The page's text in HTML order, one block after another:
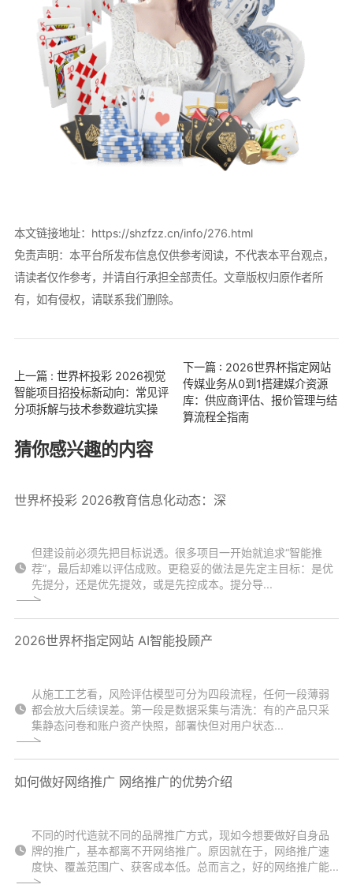
本文链接地址： https://shzfzz.cn/info/276.html
免责声明：本平台所发布信息仅供参考阅读，不代表本平台观点，
请读者仅作参考，并请自行承担全部责任。文章版权归原作者所
有，如有侵权，请联系我们删除。
上一篇 : 世界杯投彩 2026视觉
智能项目招投标新动向：常见评
分项拆解与技术参数避坑实操
下一篇 : 2026世界杯指定网站
传媒业务从0到1搭建媒介资源
库：供应商评估、报价管理与结
算流程全指南
猜你感兴趣的内容
世界杯投彩 2026教育信息化动态：深
但建设前必须先把目标说透。很多项目一开始就追求“智能推
荐”，最后却难以评估成败。更稳妥的做法是先定主目标：是优
先提分，还是优先提效，或是先控成本。提分导...
2026世界杯指定网站 AI智能投顾产
从施工工艺看，风险评估模型可分为四段流程，任何一段薄弱
都会放大后续误差。第一段是数据采集与清洗：有的产品只采
集静态问卷和账户资产快照，部署快但对用户状态...
如何做好网络推广 网络推广的优势介绍
不同的时代造就不同的品牌推广方式，现如今想要做好自身品
牌的推广，基本都离不开网络推广。原因就在于，网络推广速
度快、覆盖范围广、获客成本低。总而言之，好的网络推广能...